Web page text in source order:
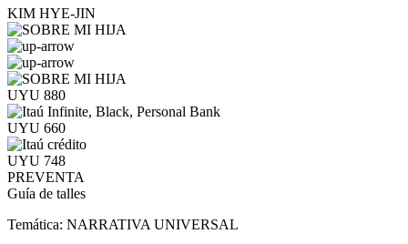
KIM HYE-JIN
UYU 880
UYU 660
UYU 748
PREVENTA
Guía de talles
Temática: NARRATIVA UNIVERSAL